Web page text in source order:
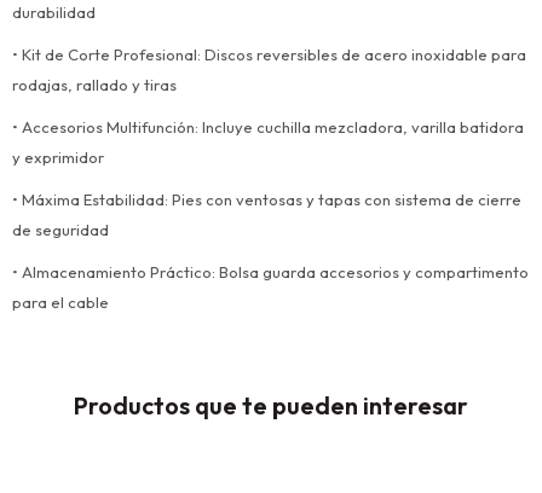
durabilidad
• Kit de Corte Profesional: Discos reversibles de acero inoxidable para
rodajas, rallado y tiras
• Accesorios Multifunción: Incluye cuchilla mezcladora, varilla batidora
y exprimidor
• Máxima Estabilidad: Pies con ventosas y tapas con sistema de cierre
de seguridad
• Almacenamiento Práctico: Bolsa guarda accesorios y compartimento
para el cable
Productos que te pueden interesar